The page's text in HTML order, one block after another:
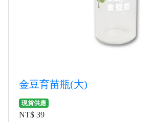
金豆育苗瓶(大)
現貨供應
NT$ 39